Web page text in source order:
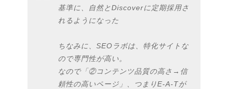
基準に、自然とDiscoverに定期採用さ
れるようになった
ちなみに、SEOラボは、特化サイトな
ので専門性が高い。
なので「②コンテンツ品質の高さ→信
頼性の高いページ」、つまりE-A-Tが